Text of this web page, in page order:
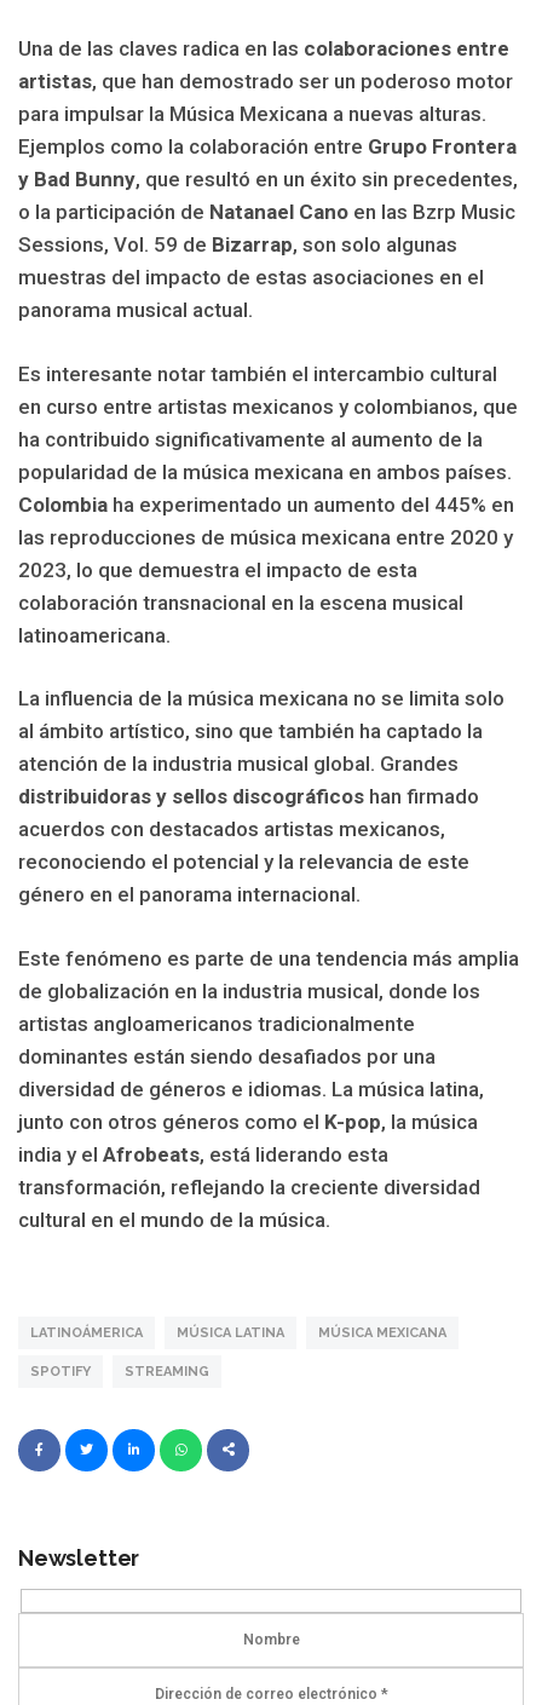
Una de las claves radica en las colaboraciones entre
artistas, que han demostrado ser un poderoso motor
para impulsar la Música Mexicana a nuevas alturas.
Ejemplos como la colaboración entre Grupo Frontera
y Bad Bunny, que resultó en un éxito sin precedentes,
o la participación de Natanael Cano en las Bzrp Music
Sessions, Vol. 59 de Bizarrap, son solo algunas
muestras del impacto de estas asociaciones en el
panorama musical actual.
Es interesante notar también el intercambio cultural
en curso entre artistas mexicanos y colombianos, que
ha contribuido significativamente al aumento de la
popularidad de la música mexicana en ambos países.
Colombia ha experimentado un aumento del 445% en
las reproducciones de música mexicana entre 2020 y
2023, lo que demuestra el impacto de esta
colaboración transnacional en la escena musical
latinoamericana.
La influencia de la música mexicana no se limita solo
al ámbito artístico, sino que también ha captado la
atención de la industria musical global. Grandes
distribuidoras y sellos discográficos han firmado
acuerdos con destacados artistas mexicanos,
reconociendo el potencial y la relevancia de este
género en el panorama internacional.
Este fenómeno es parte de una tendencia más amplia
de globalización en la industria musical, donde los
artistas angloamericanos tradicionalmente
dominantes están siendo desafiados por una
diversidad de géneros e idiomas. La música latina,
junto con otros géneros como el K-pop, la música
india y el Afrobeats, está liderando esta
transformación, reflejando la creciente diversidad
cultural en el mundo de la música.
LATINOÁMERICA MÚSICA LATINA MÚSICA MEXICANA
SPOTIFY STREAMING
Newsletter